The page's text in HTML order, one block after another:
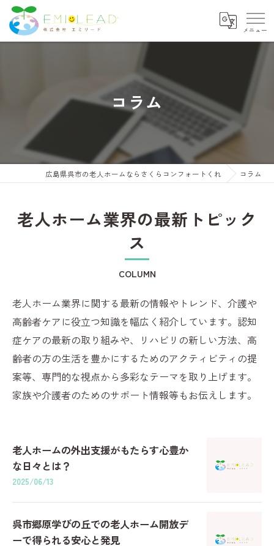
コラム
広島県呉市の老人ホームならさくらコンフォートくれ コラム
老人ホーム業界の最新トピック
ス
COLUMN
老人ホーム業界に関する最新の情報やトレンド、介護や
高齢者ケアに役立つ知識を幅広く紹介しています。認知
症ケアの最新の取り組みや、リハビリの新しい方法、高
齢者の方の生活を豊かにするためのアクティビティの提
案等、専門的な視点から多彩なテーマを取り上げます。
家族や介護者のためのサポート情報等もお伝えします。
老人ホームの外出支援がもたらす心豊か
な日々とは？
2025/06/13
呉市郷原学びの丘での老人ホーム開放デ
ーで得られる安心と発見